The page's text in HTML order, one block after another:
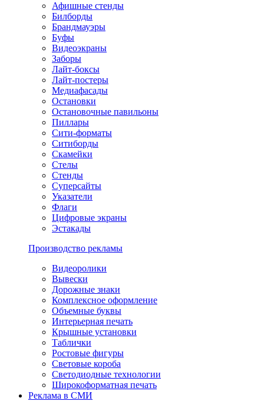
Афишные стенды
Билборды
Брандмауэры
Буфы
Видеоэкраны
Заборы
Лайт-боксы
Лайт-постеры
Медиафасады
Остановки
Остановочные павильоны
Пиллары
Сити-форматы
Ситиборды
Скамейки
Стелы
Стенды
Суперсайты
Указатели
Флаги
Цифровые экраны
Эстакады
Производство рекламы
Видеоролики
Вывески
Дорожные знаки
Комплексное оформление
Объемные буквы
Интерьерная печать
Крышные установки
Таблички
Ростовые фигуры
Световые короба
Светодиодные технологии
Широкоформатная печать
Реклама в СМИ